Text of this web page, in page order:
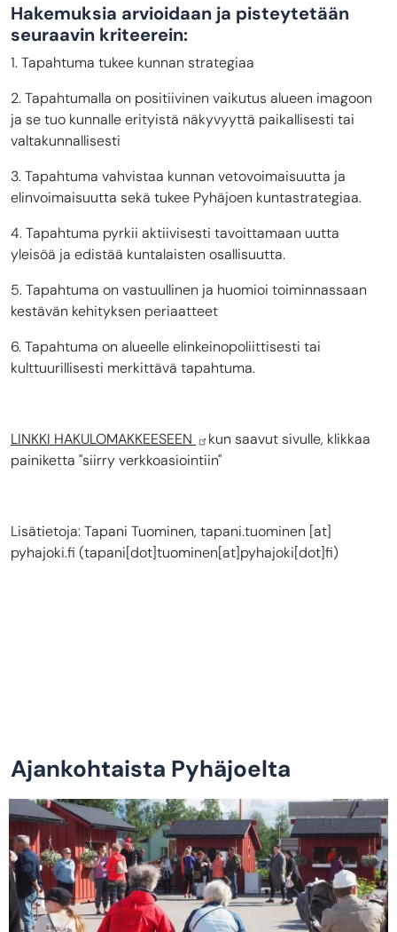
Hakemuksia arvioidaan ja pisteytetään
seuraavin kriteerein:
1. Tapahtuma tukee kunnan strategiaa
2. Tapahtumalla on positiivinen vaikutus alueen imagoon
ja se tuo kunnalle erityistä näkyvyyttä paikallisesti tai
valtakunnallisesti
3. Tapahtuma vahvistaa kunnan vetovoimaisuutta ja
elinvoimaisuutta sekä tukee Pyhäjoen kuntastrategiaa.
4. Tapahtuma pyrkii aktiivisesti tavoittamaan uutta
yleisöä ja edistää kuntalaisten osallisuutta.
5. Tapahtuma on vastuullinen ja huomioi toiminnassaan
kestävän kehityksen periaatteet
6. Tapahtuma on alueelle elinkeinopoliittisesti tai
kulttuurillisesti merkittävä tapahtuma.
LINKKI HAKULOMAKKEESEEN
kun saavut sivulle, klikkaa
painiketta "siirry verkkoasiointiin"
Lisätietoja: Tapani Tuominen, tapani.tuominen [at]
pyhajoki.fi (tapani[dot]tuominen[at]pyhajoki[dot]fi)
Ajankohtaista Pyhäjoelta